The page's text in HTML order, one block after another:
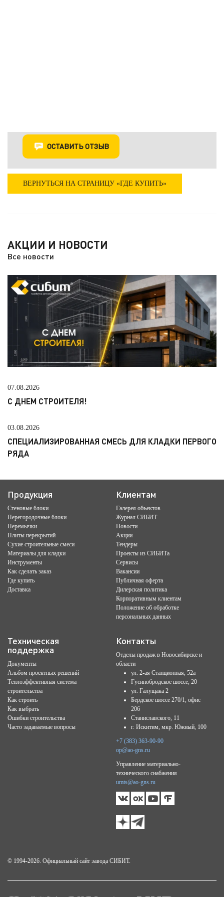
ОСТАВИТЬ ОТЗЫВ
ВЕРНУТЬСЯ НА СТРАНИЦУ «ГДЕ КУПИТЬ»
АКЦИИ И НОВОСТИ
Все новости
07.08.2026
С ДНЕМ СТРОИТЕЛЯ!
03.08.2026
СПЕЦИАЛИЗИРОВАННАЯ СМЕСЬ ДЛЯ КЛАДКИ ПЕРВОГО
РЯДА
© 1994-2026. Официальный сайт завода СИБИТ.
Продукция
Стеновые блоки
Перегородочные блоки
Перемычки
Плиты перекрытий
Сухие строительные смеси
Материалы для кладки
Инструменты
Как сделать заказ
Где купить
Доставка
Клиентам
Галерея объектов
Журнал СИБИТ
Новости
Акции
Тендеры
Проекты из СИБИТа
Сервисы
Вакансии
Публичная оферта
Дилерская политика
Корпоративным клиентам
Положение об обработке
персональных данных
Техническая
поддержка
Документы
Альбом проектных решений
Теплоэффективная система
строительства
Как строить
Как выбрать
Ошибки строительства
Часто задаваемые вопросы
Контакты
Отделы продаж в Новосибирске и
области
ул. 2-ая Станционная, 52а
Гусинобродское шоссе, 20
ул. Галущака 2
Бердское шоссе 270/1, офис
206
Станиславского, 11
г. Искитим, мкр. Южный, 100
+7 (383) 363-90-90
op@ao-gns.ru
Управление материально-
технического снабжения
umts@ao-gns.ru